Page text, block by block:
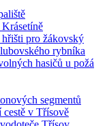
pro žákovský
rybníka
hasičů u požá
segmentů
v Třísově